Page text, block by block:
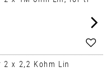
Add
2 x 2,2 Kohm Lin